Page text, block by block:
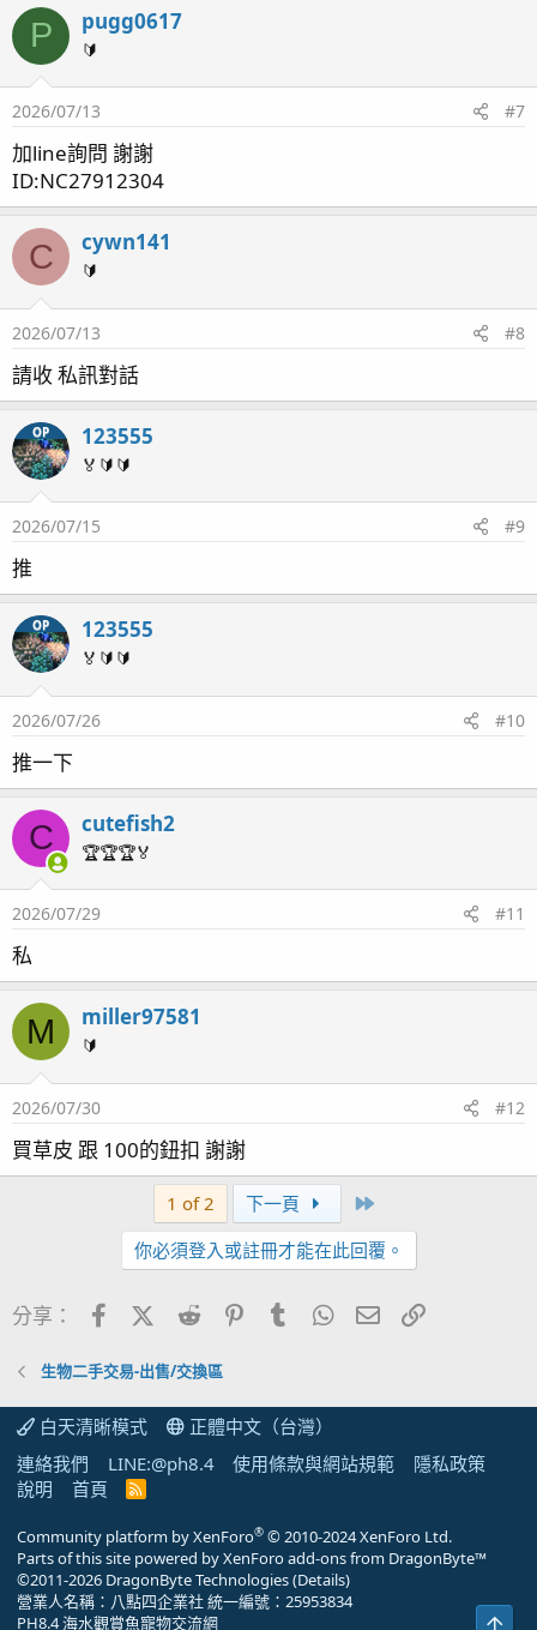
P pugg0617
🔰
2026/07/13 #7
加line詢問 謝謝
ID:NC27912304
C cywn141
🔰
2026/07/13 #8
請收 私訊對話
OP 123555
🏅🔰🔰
2026/07/15 #9
推
OP 123555
🏅🔰🔰
2026/07/26 #10
推一下
C cutefish2
🏆🏆🏆🏅
2026/07/29 #11
私
M miller97581
🔰
2026/07/30 #12
買草皮 跟 100的鈕扣 謝謝
1 of 2 下一頁
你必須登入或註冊才能在此回覆。
分享： FacebookX (Twitter)
Reddit PinterestTumblrWhatsApp電子郵件
生物二手交易-出售/交換區
白天清晰模式
正體中文（台灣）
連絡我們
LINE:@ph8.4 使用條款與網站規範
隱私政策
說明
首頁
R
Community platform by XenForo® © 2010-2024 XenForo Ltd.
Parts of this site powered byXenForo add-ons from DragonByte™
©2011-2026 DragonByte Technologies(Details)
營業人名稱：八點四企業社 統一編號：25953834
PH8.4 海水觀賞魚寵物交流網